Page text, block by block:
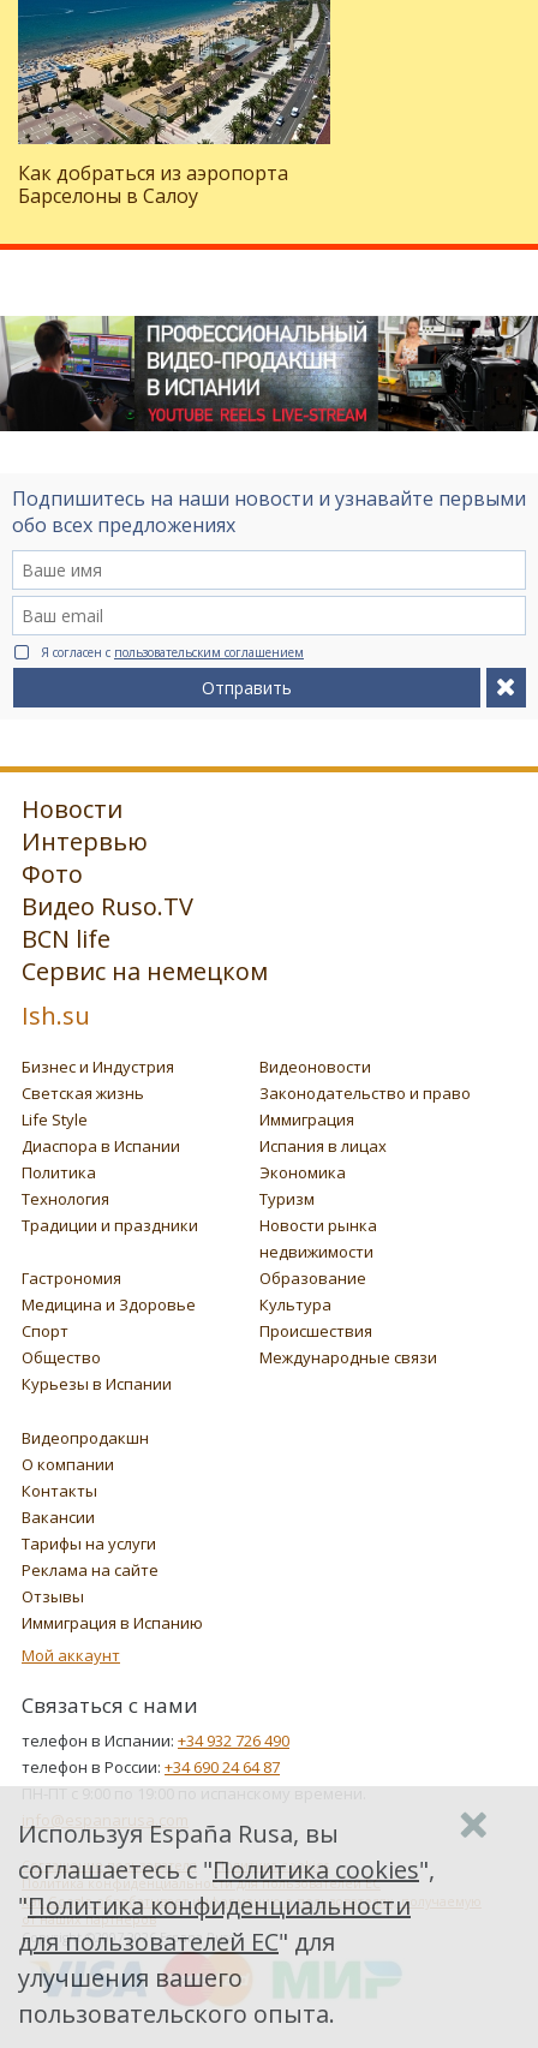
Как добраться из аэропорта
Барселоны в Салоу
Подпишитесь на наши новости и узнавайте первыми
обо всех предложениях
Я согласен с пользовательским соглашением
Отправить
Новости
Интервью
Фото
Видео Ruso.TV
BCN life
Сервис на немецком
Ish.su
Бизнес и Индустрия
Видеоновости
Светская жизнь
Законодательство и право
Life Style
Иммиграция
Диаспора в Испании
Испания в лицах
Политика
Экономика
Технология
Туризм
Традиции и праздники
Новости рынка
недвижимости
Гастрономия
Образование
Медицина и Здоровье
Культура
Спорт
Происшествия
Общество
Международные связи
Курьезы в Испании
Видеопродакшн
О компании
Контакты
Вакансии
Тарифы на услуги
Реклама на сайте
Отзывы
Иммиграция в Испанию
Мой аккаунт
Связаться с нами
телефон в Испании: +34 932 726 490
телефон в России: +34 690 24 64 87
ПН-ПТ с 9:00 по 19:00 по испанскому времени.
info@espanarusa.com
Соглашение пользователя
Политика cookies
Политика конфиденциальности для пользователей ЕС
Как Google обрабатывает информацию о пользователях, получаемую
от наших партнеров
Copyright ©2007-2026 Espana Rusa
Используя España Rusa, вы
соглашаетесь с "Политика cookies",
"Политика конфиденциальности
для пользователей ЕС" для
улучшения вашего
пользовательского опыта.